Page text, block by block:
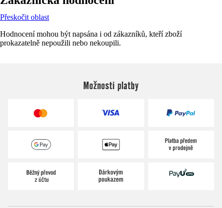
Přeskočit oblast
Hodnocení mohou být napsána i od zákazníků, kteří zboží
prokazatelně nepoužili nebo nekoupili.
Možnosti platby